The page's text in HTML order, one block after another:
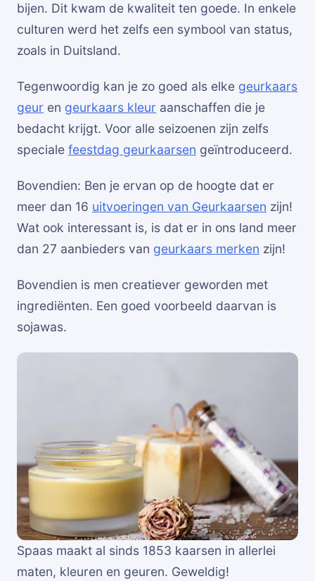
bijen. Dit kwam de kwaliteit ten goede. In enkele
culturen werd het zelfs een symbool van status,
zoals in Duitsland.
Tegenwoordig kan je zo goed als elke geurkaars
geur en geurkaars kleur aanschaffen die je
bedacht krijgt. Voor alle seizoenen zijn zelfs
speciale feestdag geurkaarsen geïntroduceerd.
Bovendien: Ben je ervan op de hoogte dat er
meer dan 16 uitvoeringen van Geurkaarsen zijn!
Wat ook interessant is, is dat er in ons land meer
dan 27 aanbieders van geurkaars merken zijn!
Bovendien is men creatiever geworden met
ingrediënten. Een goed voorbeeld daarvan is
sojawas.
Spaas maakt al sinds 1853 kaarsen in allerlei
maten, kleuren en geuren. Geweldig!